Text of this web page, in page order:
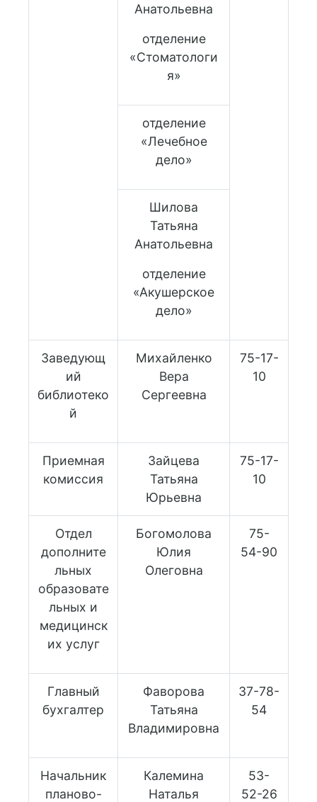
Анатольевна
отделение
«Стоматологи
я»
отделение
«Лечебное
дело»
Шилова
Татьяна
Анатольевна
отделение
«Акушерское
дело»
Заведующ
ий
библиотеко
й
Михайленко
Вера
Сергеевна
75-17-
10
Приемная
комиссия
Зайцева
Татьяна
Юрьевна
75-17-
10
Отдел
дополните
льных
образовате
льных и
медицинск
их услуг
Богомолова
Юлия
Олеговна
75-
54-90
Главный
бухгалтер
Фаворова
Татьяна
Владимировна
37-78-
54
Начальник
планово-
Калемина
Наталья
53-
52-26